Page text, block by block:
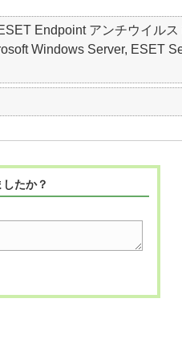
Endpoint アンチウイルス
Windows Server, ESET
たか？